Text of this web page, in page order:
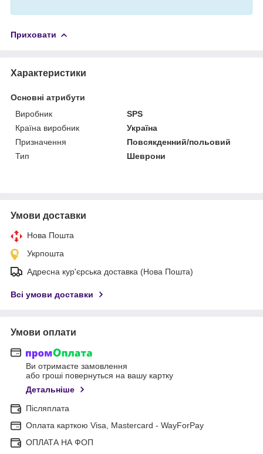
Приховати
Характеристики
Основні атрибути
Виробник
SPS
Країна виробник
Україна
Призначення
Повсякденний/польовий
Тип
Шеврони
Умови доставки
Нова Пошта
Укрпошта
Адресна кур'єрська доставка (Нова Пошта)
Всі умови доставки
Умови оплати
Ви отримаєте замовлення
або гроші повернуться на вашу картку
Детальніше
Післяплата
Оплата карткою Visa, Mastercard - WayForPay
ОПЛАТА НА ФОП